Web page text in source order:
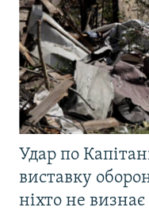
Удар по
виставку
ніхто не визнає